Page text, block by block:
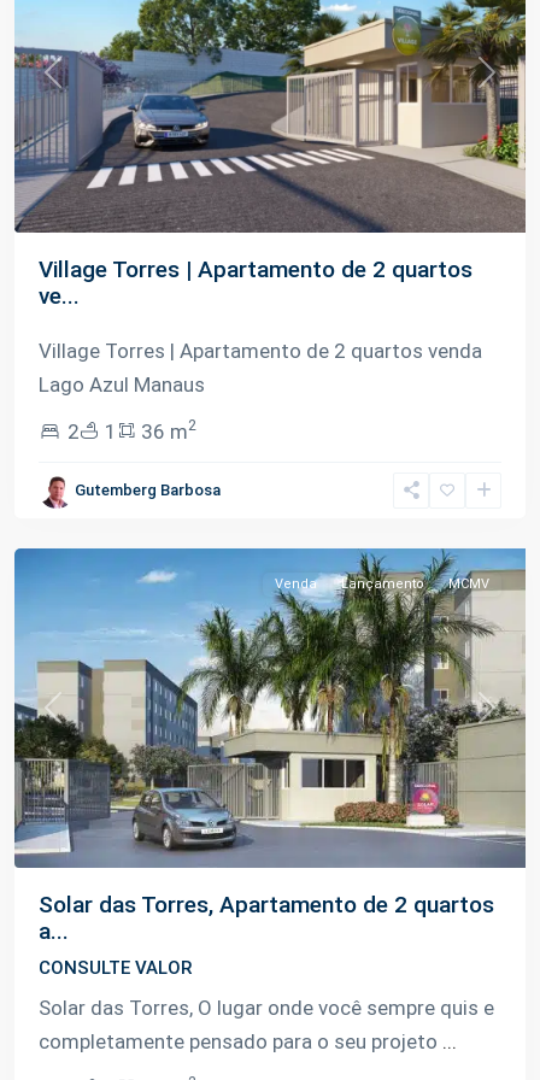
Previous Next
Village Torres | Apartamento de 2 quartos
ve...
Village Torres | Apartamento de 2 quartos venda
Lago Azul Manaus
2
1 36 m2
Gutemberg Barbosa
Azul,
Previous Next
Venda Lançamento MCMV
Solar das Torres, Apartamento de 2 quartos
a...
CONSULTE VALOR
Solar das Torres, O lugar onde você sempre quis e
completamente pensado para o seu projeto ...